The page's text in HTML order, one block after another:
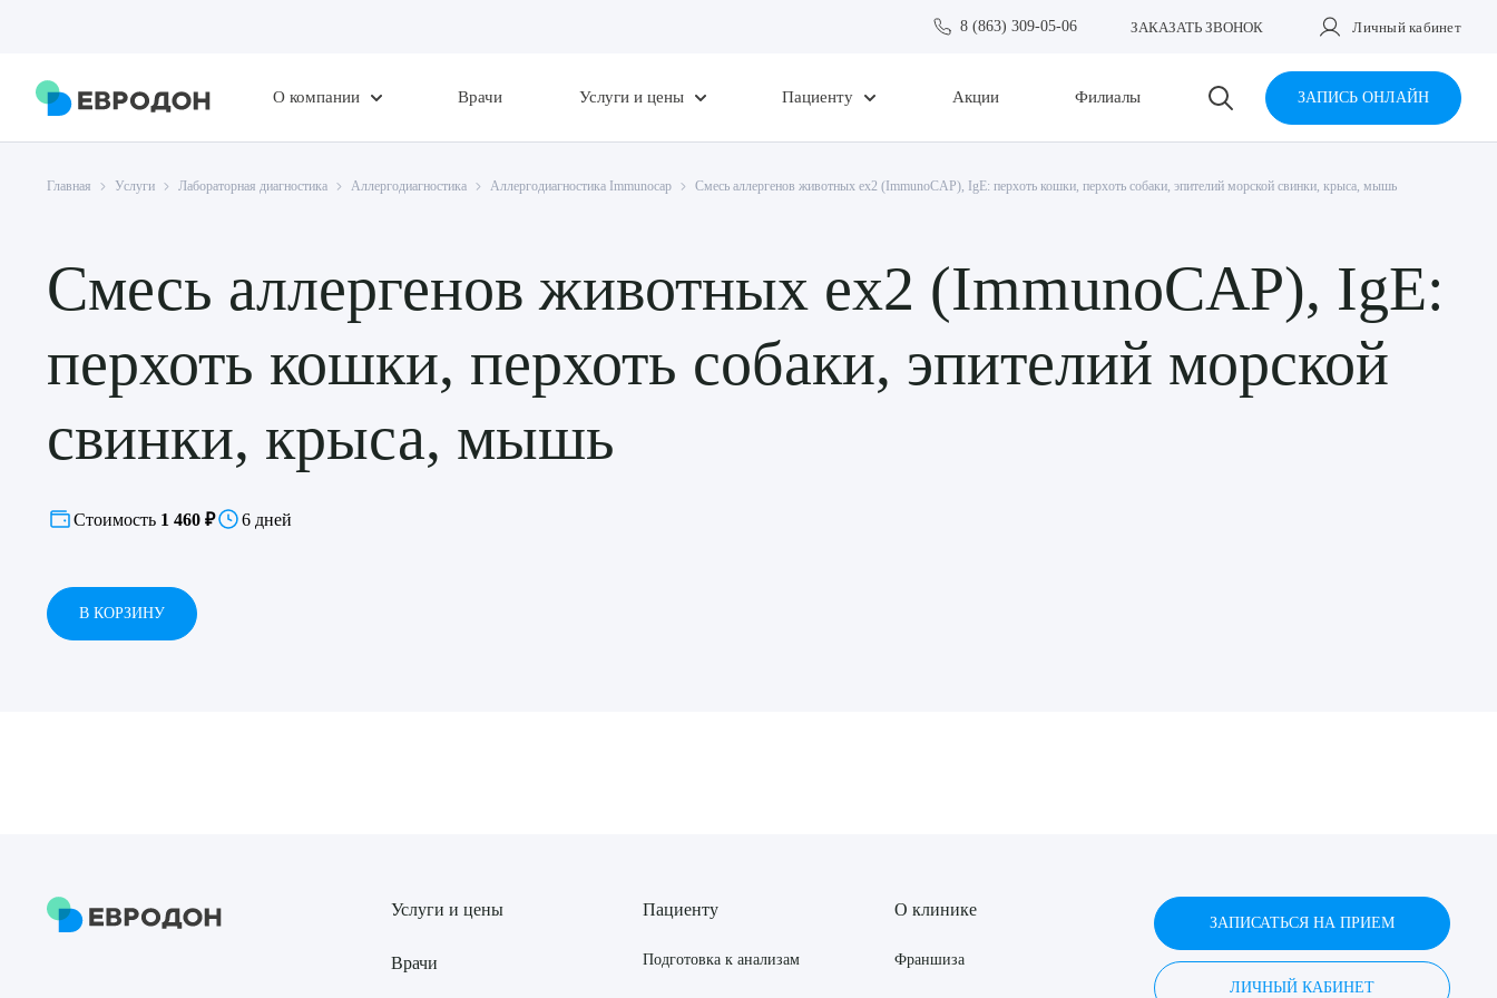
8 (863) 309-05-06 ЗАКАЗАТЬ ЗВОНОК Личный кабинет
О компании Врачи Услуги и цены Пациенту Акции Филиалы ЗАПИСЬ ОНЛАЙН
Главная Услуги Лабораторная диагностика Аллергодиагностика Аллергодиагностика Immunocap Смесь аллергенов животных ex2 (ImmunoCAP), IgE: перхоть кошки, перхоть собаки, эпителий морской свинки, крыса, мышь
Смесь аллергенов животных ex2 (ImmunoCAP), IgE:
перхоть кошки, перхоть собаки, эпителий морской
свинки, крыса, мышь
Стоимость 1 460 ₽ 6 дней
В КОРЗИНУ
Услуги и цены
Врачи
Пациенту
Подготовка к анализам
О клинике
Франшиза
ЗАПИСАТЬСЯ НА ПРИЕМ
ЛИЧНЫЙ КАБИНЕТ